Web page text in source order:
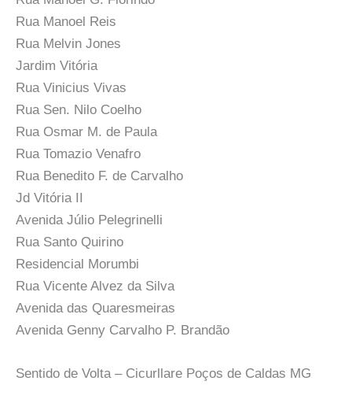
Rua Manoel Reis
Rua Melvin Jones
Jardim Vitória
Rua Vinicius Vivas
Rua Sen. Nilo Coelho
Rua Osmar M. de Paula
Rua Tomazio Venafro
Rua Benedito F. de Carvalho
Jd Vitória II
Avenida Júlio Pelegrinelli
Rua Santo Quirino
Residencial Morumbi
Rua Vicente Alvez da Silva
Avenida das Quaresmeiras
Avenida Genny Carvalho P. Brandão
Sentido de Volta – Cicurllare Poços de Caldas MG